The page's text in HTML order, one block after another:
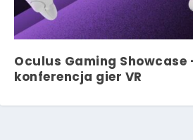
Oculus Gaming Showcase
konferencja gier VR